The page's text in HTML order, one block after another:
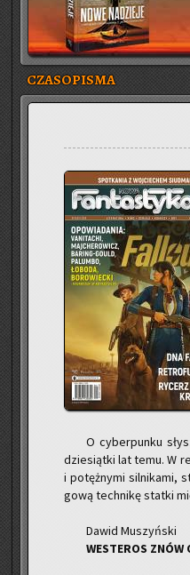
CZASOPISMA
O cy­ber­pun­ku
dzie­siąt­ki lat temu. W
i po­tęż­ny­mi sil­ni­ka­mi,
go­wą tech­ni­kę stat­ki
Dawid Mu­szyń­ski
WE­STE­ROS ZNÓW